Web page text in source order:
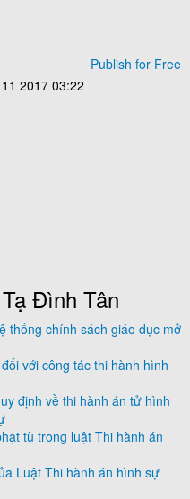
Publish for Free
2017 03:22
Đình Tân
thống chính sách giáo dục mở
với công tác thi hành hình
định về thi hành án tử hình
tù trong luật Thi hành án
Luật Thi hành án hình sự